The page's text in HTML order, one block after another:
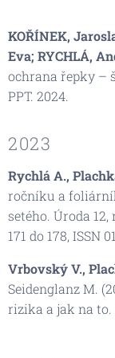
KOŘÍNEK,
Eva; RYCHLÁ,
ochrana řepky –
PPT. 2024.
2023
Rychlá A.,
ročníku a
setého. Úroda
171 do 178, ISSN
Vrbovský V.,
Seidenglanz M.
rizika a jak na to.